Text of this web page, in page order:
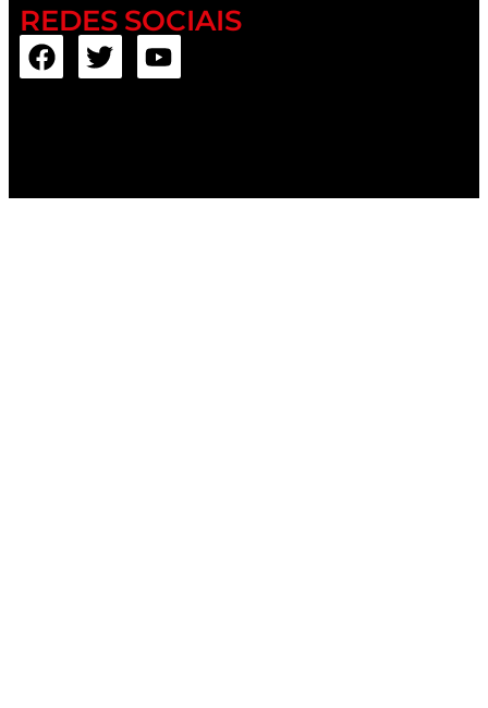
REDES SOCIAIS